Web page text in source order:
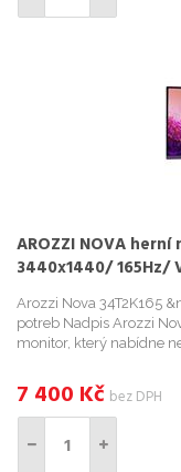
AROZZI NOVA
3440x1440/ 165Hz/
fialový
Arozzi Nova 34T2K165
potreb Nadpis Arozzi
monitor, který nabídne
7 400 Kč bez DPH